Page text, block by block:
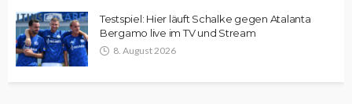
Testspiel: Hier läuft Schalke gegen Atalanta
Bergamo live im TV und Stream
8. August 2026